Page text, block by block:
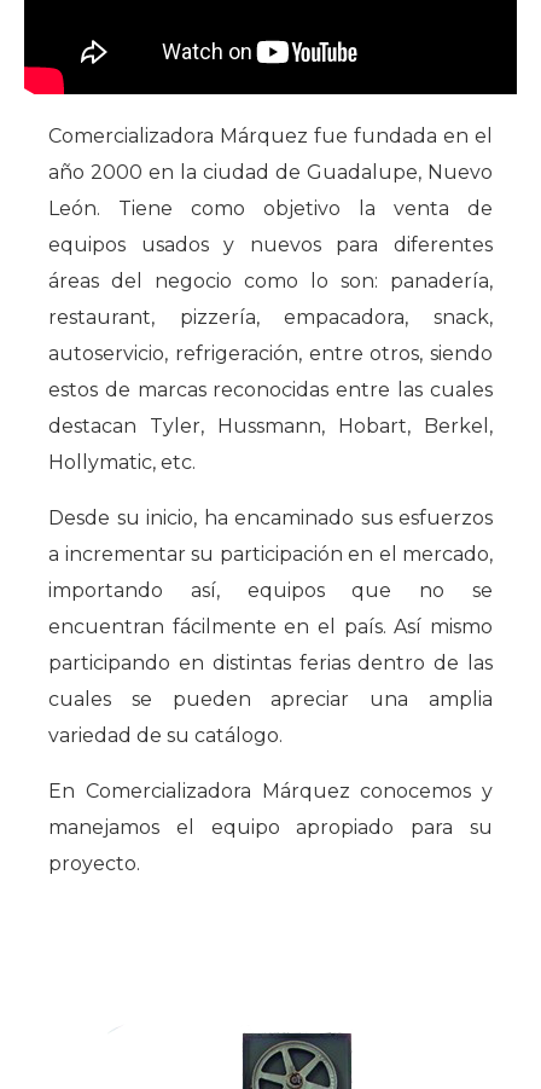
Comercializadora Márquez fue fundada en el
año 2000 en la ciudad de Guadalupe, Nuevo
León. Tiene como objetivo la venta de
equipos usados y nuevos para diferentes
áreas del negocio como lo son: panadería,
restaurant, pizzería, empacadora, snack,
autoservicio, refrigeración, entre otros, siendo
estos de marcas reconocidas entre las cuales
destacan Tyler, Hussmann, Hobart, Berkel,
Hollymatic, etc.
Desde su inicio, ha encaminado sus esfuerzos
a incrementar su participación en el mercado,
importando así, equipos que no se
encuentran fácilmente en el país. Así mismo
participando en distintas ferias dentro de las
cuales se pueden apreciar una amplia
variedad de su catálogo.
En Comercializadora Márquez conocemos y
manejamos el equipo apropiado para su
proyecto.